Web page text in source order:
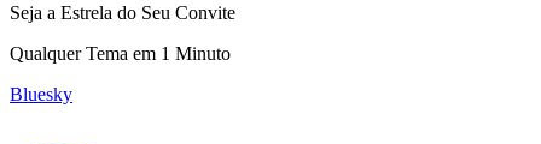
Seja a Estrela do Seu Convite
Qualquer Tema em 1 Minuto
Bluesky